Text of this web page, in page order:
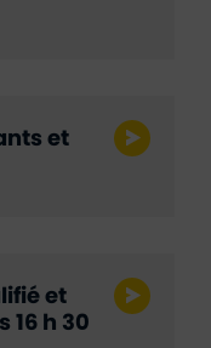
et
et
16 h 30